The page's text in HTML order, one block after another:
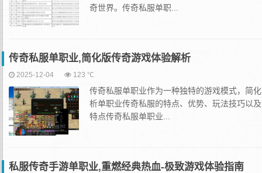
奇世界。传奇私服单职...
传奇私服单职业,简化版传奇游戏体验解析
2025-12-04 123 ℃
传奇私服单职业作为一种独特的游戏模式，简
析单职业传奇私服的特点、优势、玩法技巧以
特点传奇私服单职业...
私服传奇手游单职业,重燃经典热血-极致游戏体验指南